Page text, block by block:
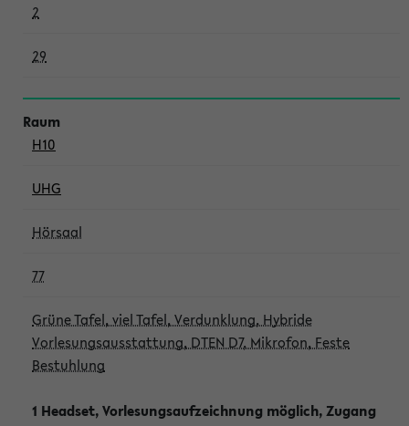
2
29
H10
UHG
Hörsaal
77
Grüne Tafel, viel Tafel, Verdunklung, Hybride
Vorlesungsausstattung, DTEN D7, Mikrofon, Feste
Bestuhlung
1 Headset, Vorlesungsaufzeichnung möglich, Zugang